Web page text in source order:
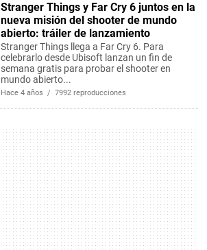
Stranger Things y Far Cry 6 juntos en la
nueva misión del shooter de mundo
abierto: tráiler de lanzamiento
Stranger Things llega a Far Cry 6. Para
celebrarlo desde Ubisoft lanzan un fin de
semana gratis para probar el shooter en
mundo abierto...
Hace 4 años / 7992 reproducciones